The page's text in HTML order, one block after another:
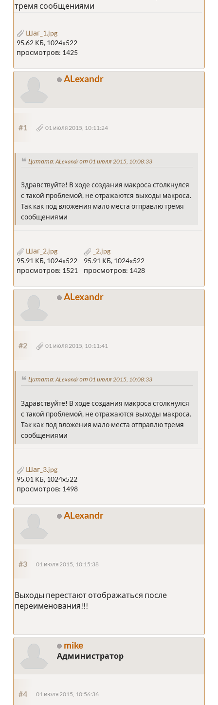
тремя сообщениями
Шаг_1.jpg
95.62 КБ, 1024x522
просмотров: 1425
ALexandr
#1 01 июля 2015, 10:11:24
Цитата: ALexandr от 01 июля 2015, 10:08:33
Здравствуйте! В ходе создания макроса столкнулся
с такой проблемой, не отражаются выходы макроса.
Так как под вложения мало места отправлю тремя
сообщениями
Шаг_2.jpg
95.91 КБ, 1024x522
просмотров: 1521
_2.jpg
95.91 КБ, 1024x522
просмотров: 1428
ALexandr
#2 01 июля 2015, 10:11:41
Цитата: ALexandr от 01 июля 2015, 10:08:33
Здравствуйте! В ходе создания макроса столкнулся
с такой проблемой, не отражаются выходы макроса.
Так как под вложения мало места отправлю тремя
сообщениями
Шаг_3.jpg
95.01 КБ, 1024x522
просмотров: 1498
ALexandr
#3 01 июля 2015, 10:15:38
Выходы перестают отображаться после
переименования!!!
mike
Администратор
#4 01 июля 2015, 10:56:36